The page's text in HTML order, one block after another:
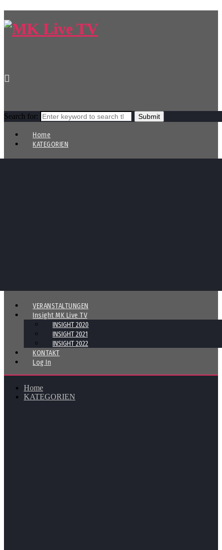
Search for:
Home
KATEGORIEN
VERANSTALTUNGEN
Insight MK Live TV
INSIGHT 2020
INSIGHT 2021
INSIGHT 2022
KONTAKT
Log In
Home
KATEGORIEN